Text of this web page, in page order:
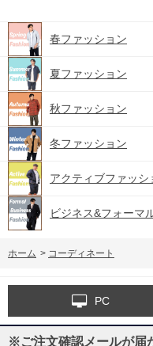
春ファッション
夏ファッション
秋ファッション
冬ファッション
アクティブファッシ
ビジネス&フォーマ
ホーム > コーディネート
PC
※ご注文確認メールが届